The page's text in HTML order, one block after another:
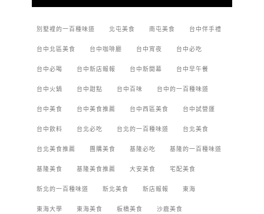
別墅裡的一百種味道 北屯美食 南屯美食 台中伴手禮
台中北區美食 台中咖啡廳 台中宵夜 台中必吃
台中必喝 台中新店報報 台中新開幕 台中早午餐
台中火鍋 台中甜點 台中百味 台中的一百種味道
台中美食 台中美食推薦 台中西區美食 台中試營運
台中飲料 台北必吃 台北的一百種味道 台北美食
台北美食推薦 團購美食 基隆必吃 基隆的一百種味道
基隆美食 基隆美食推薦 大安美食 宅配美食
新北的一百種味道 新北美食 新店報報 東海
東海大學 東海美食 板橋美食 沙鹿美食